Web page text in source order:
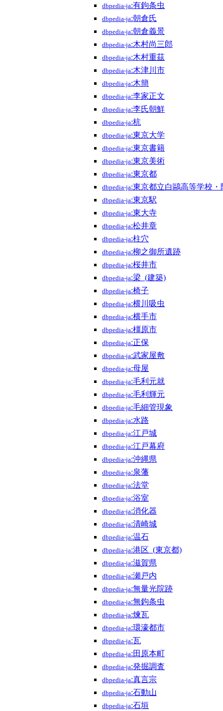
dbpedia-ja:有鉤条虫
dbpedia-ja:朝倉氏
dbpedia-ja:朝倉義景
dbpedia-ja:木村尚三郎
dbpedia-ja:木村重茲
dbpedia-ja:木津川市
dbpedia-ja:木簡
dbpedia-ja:李家正文
dbpedia-ja:李氏朝鮮
dbpedia-ja:杭
dbpedia-ja:東京大学
dbpedia-ja:東京書籍
dbpedia-ja:東京美術
dbpedia-ja:東京都
dbpedia-ja:東京都立白鷗高等学校・
dbpedia-ja:東京駅
dbpedia-ja:東大寺
dbpedia-ja:松井章
dbpedia-ja:柱穴
dbpedia-ja:柳之御所遺跡
dbpedia-ja:桜井市
dbpedia-ja:梁_(建築)
dbpedia-ja:椅子
dbpedia-ja:横川吸虫
dbpedia-ja:横手市
dbpedia-ja:橿原市
dbpedia-ja:正保
dbpedia-ja:武家屋敷
dbpedia-ja:母屋
dbpedia-ja:毛利元就
dbpedia-ja:毛利輝元
dbpedia-ja:毛細管現象
dbpedia-ja:水路
dbpedia-ja:江戸城
dbpedia-ja:江戸幕府
dbpedia-ja:沖縄県
dbpedia-ja:泉藩
dbpedia-ja:法堂
dbpedia-ja:浴室
dbpedia-ja:消化器
dbpedia-ja:清崎城
dbpedia-ja:温石
dbpedia-ja:港区_(東京都)
dbpedia-ja:滋賀県
dbpedia-ja:瀬戸内
dbpedia-ja:無量光院跡
dbpedia-ja:無鉤条虫
dbpedia-ja:煉瓦
dbpedia-ja:環濠都市
dbpedia-ja:瓦
dbpedia-ja:田原本町
dbpedia-ja:発掘調査
dbpedia-ja:真言宗
dbpedia-ja:石動山
dbpedia-ja:石垣